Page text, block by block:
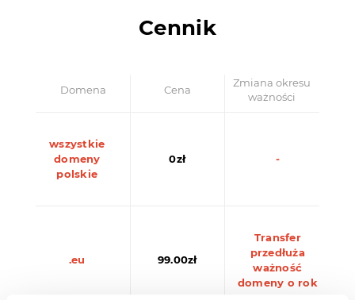
Cennik
Domena Cena
Zmiana okresu
ważności
wszystkie
domeny
polskie
0zł -
.eu 99.00zł
Transfer
przedłuża
ważność
domeny o rok